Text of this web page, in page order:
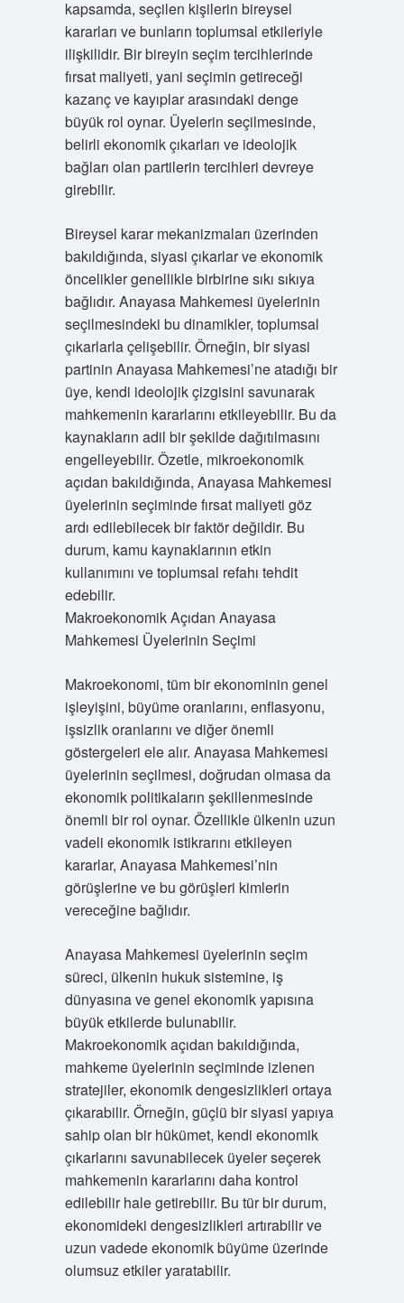
kapsamda, seçilen kişilerin bireysel
kararları ve bunların toplumsal etkileriyle
ilişkilidir. Bir bireyin seçim tercihlerinde
fırsat maliyeti, yani seçimin getireceği
kazanç ve kayıplar arasındaki denge
büyük rol oynar. Üyelerin seçilmesinde,
belirli ekonomik çıkarları ve ideolojik
bağları olan partilerin tercihleri devreye
girebilir.
Bireysel karar mekanizmaları üzerinden
bakıldığında, siyasi çıkarlar ve ekonomik
öncelikler genellikle birbirine sıkı sıkıya
bağlıdır. Anayasa Mahkemesi üyelerinin
seçilmesindeki bu dinamikler, toplumsal
çıkarlarla çelişebilir. Örneğin, bir siyasi
partinin Anayasa Mahkemesi’ne atadığı bir
üye, kendi ideolojik çizgisini savunarak
mahkemenin kararlarını etkileyebilir. Bu da
kaynakların adil bir şekilde dağıtılmasını
engelleyebilir. Özetle, mikroekonomik
açıdan bakıldığında, Anayasa Mahkemesi
üyelerinin seçiminde fırsat maliyeti göz
ardı edilebilecek bir faktör değildir. Bu
durum, kamu kaynaklarının etkin
kullanımını ve toplumsal refahı tehdit
edebilir.
Makroekonomik Açıdan Anayasa
Mahkemesi Üyelerinin Seçimi
Makroekonomi, tüm bir ekonominin genel
işleyişini, büyüme oranlarını, enflasyonu,
işsizlik oranlarını ve diğer önemli
göstergeleri ele alır. Anayasa Mahkemesi
üyelerinin seçilmesi, doğrudan olmasa da
ekonomik politikaların şekillenmesinde
önemli bir rol oynar. Özellikle ülkenin uzun
vadeli ekonomik istikrarını etkileyen
kararlar, Anayasa Mahkemesi’nin
görüşlerine ve bu görüşleri kimlerin
vereceğine bağlıdır.
Anayasa Mahkemesi üyelerinin seçim
süreci, ülkenin hukuk sistemine, iş
dünyasına ve genel ekonomik yapısına
büyük etkilerde bulunabilir.
Makroekonomik açıdan bakıldığında,
mahkeme üyelerinin seçiminde izlenen
stratejiler, ekonomik dengesizlikleri ortaya
çıkarabilir. Örneğin, güçlü bir siyasi yapıya
sahip olan bir hükümet, kendi ekonomik
çıkarlarını savunabilecek üyeler seçerek
mahkemenin kararlarını daha kontrol
edilebilir hale getirebilir. Bu tür bir durum,
ekonomideki dengesizlikleri artırabilir ve
uzun vadede ekonomik büyüme üzerinde
olumsuz etkiler yaratabilir.